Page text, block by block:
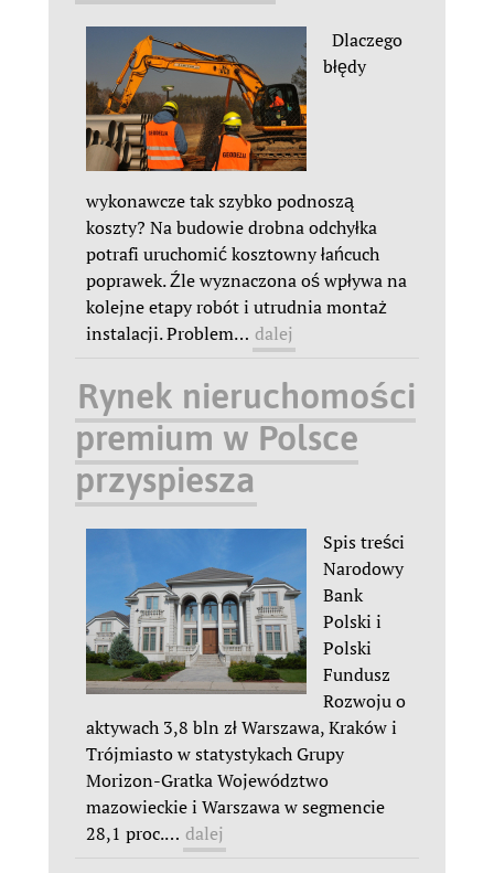
Dlaczego
błędy
wykonawcze tak szybko podnoszą
koszty? Na budowie drobna odchyłka
potrafi uruchomić kosztowny łańcuch
poprawek. Źle wyznaczona oś wpływa na
kolejne etapy robót i utrudnia montaż
instalacji. Problem… dalej
Rynek nieruchomości
premium w Polsce
przyspiesza
Spis treści
Narodowy
Bank
Polski i
Polski
Fundusz
Rozwoju o
aktywach 3,8 bln zł Warszawa, Kraków i
Trójmiasto w statystykach Grupy
Morizon-Gratka Województwo
mazowieckie i Warszawa w segmencie
28,1 proc.… dalej